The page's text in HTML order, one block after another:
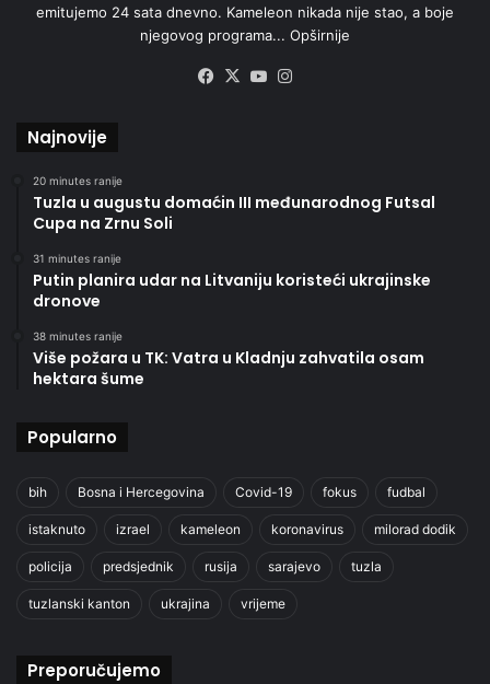
emitujemo 24 sata dnevno. Kameleon nikada nije stao, a boje
njegovog programa... Opširnije
Facebook
X YouTube
Najnovije
20 minutes ranije
Tuzla u augustu domaćin III međunarodnog Futsal
Cupa na Zrnu Soli
31 minutes ranije
Putin planira udar na Litvaniju koristeći ukrajinske
dronove
38 minutes ranije
Više požara u TK: Vatra u Kladnju zahvatila osam
hektara šume
Popularno
bih Bosna i Hercegovina Covid-19 fokus fudbal
istaknuto izrael kameleon koronavirus milorad dodik
policija predsjednik rusija sarajevo tuzla
tuzlanski kanton ukrajina vrijeme
Preporučujemo